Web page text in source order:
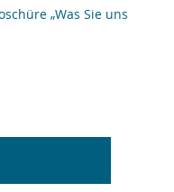
„Was Sie uns